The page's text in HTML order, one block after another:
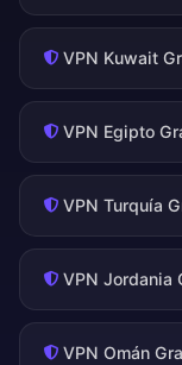
VPN Kuwait
VPN Egipto
VPN Turquía
VPN Jordania
VPN Omán